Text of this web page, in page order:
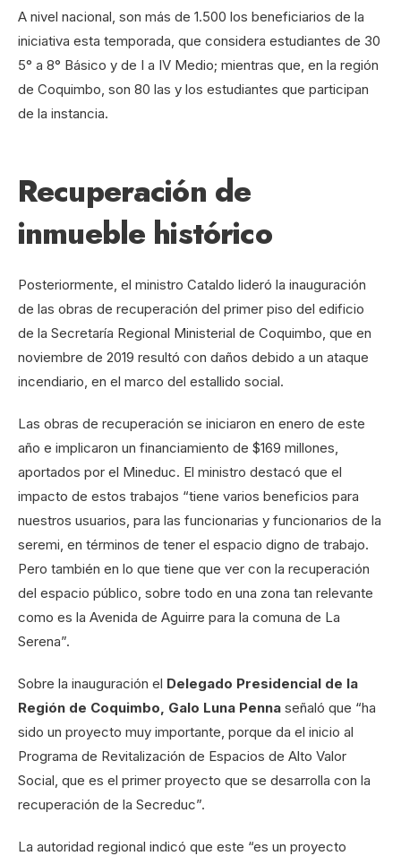
A nivel nacional, son más de 1.500 los beneficiarios de la
iniciativa esta temporada, que considera estudiantes de 30
5° a 8° Básico y de I a IV Medio; mientras que, en la región
de Coquimbo, son 80 las y los estudiantes que participan
de la instancia.
Recuperación de
inmueble histórico
Posteriormente, el ministro Cataldo lideró la inauguración
de las obras de recuperación del primer piso del edificio
de la Secretaría Regional Ministerial de Coquimbo, que en
noviembre de 2019 resultó con daños debido a un ataque
incendiario, en el marco del estallido social.
Las obras de recuperación se iniciaron en enero de este
año e implicaron un financiamiento de $169 millones,
aportados por el Mineduc. El ministro destacó que el
impacto de estos trabajos “tiene varios beneficios para
nuestros usuarios, para las funcionarias y funcionarios de la
seremi, en términos de tener el espacio digno de trabajo.
Pero también en lo que tiene que ver con la recuperación
del espacio público, sobre todo en una zona tan relevante
como es la Avenida de Aguirre para la comuna de La
Serena”.
Sobre la inauguración el Delegado Presidencial de la
Región de Coquimbo, Galo Luna Penna señaló que “ha
sido un proyecto muy importante, porque da el inicio al
Programa de Revitalización de Espacios de Alto Valor
Social, que es el primer proyecto que se desarrolla con la
recuperación de la Secreduc”.
La autoridad regional indicó que este “es un proyecto